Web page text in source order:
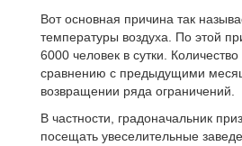
Вот основная причина так
температуры воздуха. По этой
6000 человек в сутки.
сравнению с предыдущими
возвращении ряда ограничений.
В частности, градоначальник
посещать увеселительные